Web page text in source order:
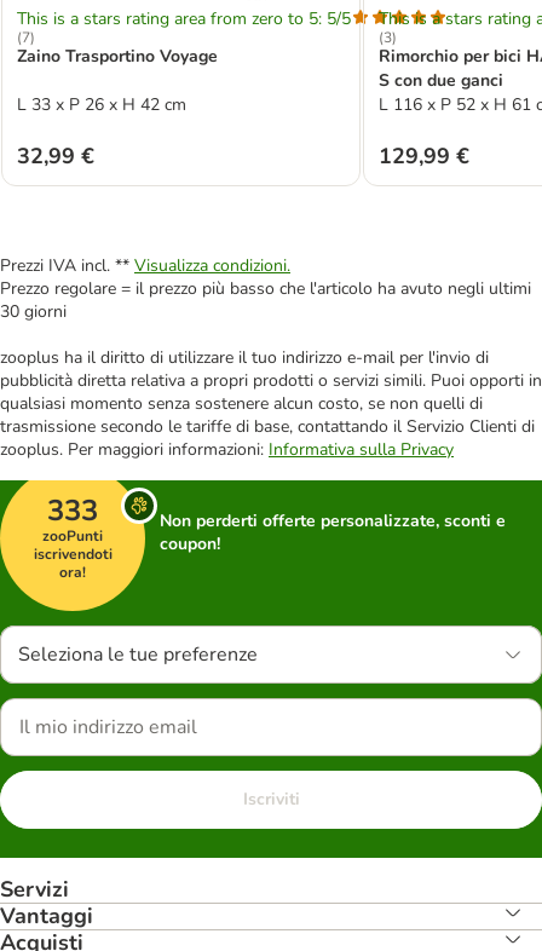
This is a stars rating area from zero to 5: 5/5
(7)
Zaino Trasportino Voyage
L 33 x P 26 x H 42 cm
32,99 €
This is a stars rating
(3)
Rimorchio per bici
S con due ganci
L 116 x P 52 x H 61
129,99 €
Prezzi IVA incl. ** Visualizza condizioni.
Prezzo regolare = il prezzo più basso che l'articolo ha avuto negli ultimi
30 giorni
zooplus ha il diritto di utilizzare il tuo indirizzo e-mail per l'invio di
pubblicità diretta relativa a propri prodotti o servizi simili. Puoi opporti in
qualsiasi momento senza sostenere alcun costo, se non quelli di
trasmissione secondo le tariffe di base, contattando il Servizio Clienti di
zooplus. Per maggiori informazioni: Informativa sulla Privacy
333
zooPunti
iscrivendoti
ora!
Non perderti offerte personalizzate, sconti e
coupon!
Seleziona le tue preferenze
Iscriviti
Servizi
Vantaggi
Acquisti